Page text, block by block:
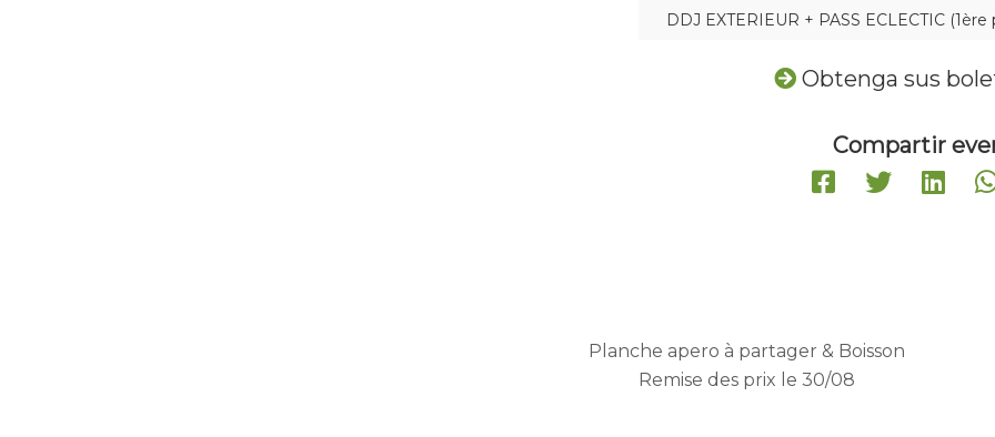
DDJ EXTERIEUR + PASS ECLECTIC
Obtenga sus
Compartir
Planche apero à partager & Boisson
Remise des prix le 30/08